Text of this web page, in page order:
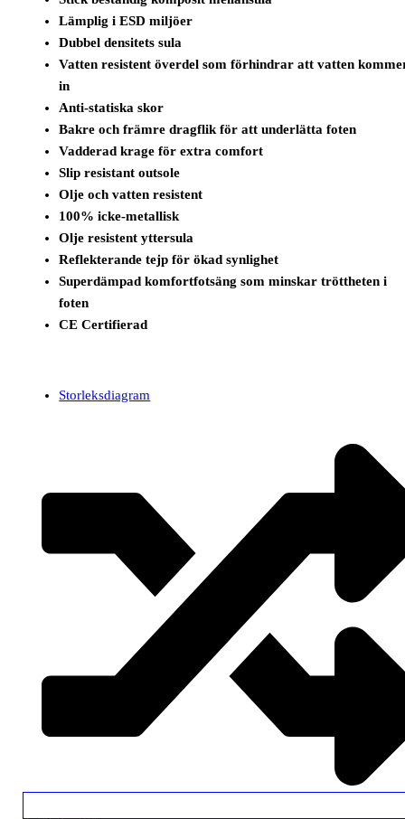
Lämplig i ESD miljöer
Dubbel densitets sula
Vatten resistent överdel som förhindrar att vatten
in
Anti-statiska skor
Bakre och främre dragflik för att underlätta foten
Vadderad krage för extra comfort
Slip resistant outsole
Olje och vatten resistent
100% icke-metallisk
Olje resistent yttersula
Reflekterande tejp för ökad synlighet
Superdämpad komfortfotsäng som minskar tröttheten i
foten
CE Certifierad
Storleksdiagram